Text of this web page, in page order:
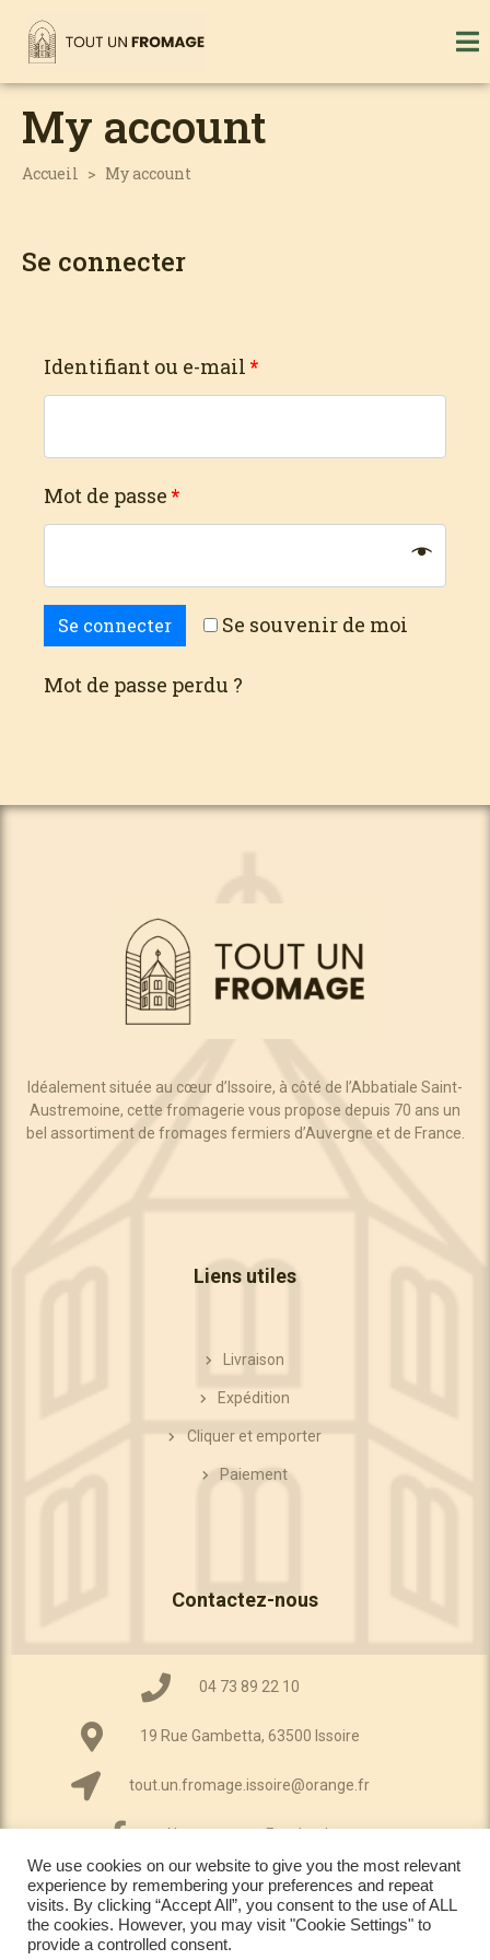
My account
Accueil My account
Se connecter
Identifiant ou e-mail *
Mot de passe *
Se souvenir de moi
Se connecter
Mot de passe perdu ?
Idéalement située au cœur d’Issoire, à côté de l’Abbatiale Saint-
Austremoine, cette fromagerie vous propose depuis 70 ans un
bel assortiment de fromages fermiers d’Auvergne et de France.
Liens utiles
Livraison
Expédition
Cliquer et emporter
Paiement
Contactez-nous
04 73 89 22 10
19 Rue Gambetta, 63500 Issoire
tout.un.fromage.issoire@orange.fr
Notre compte Facebook
We use cookies on our website to give you the most relevant
experience by remembering your preferences and repeat
visits. By clicking “Accept All”, you consent to the use of ALL
the cookies. However, you may visit "Cookie Settings" to
provide a controlled consent.